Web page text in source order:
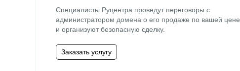
Специалисты Руцентра проведут переговоры с
администратором домена о его продаже по вашей цене
и организуют безопасную сделку.
Заказать услугу